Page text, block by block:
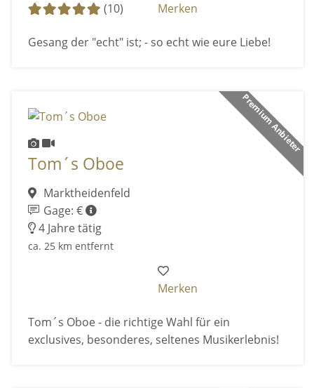
(10)
Merken
Gesang der "echt" ist; - so echt wie eure Liebe!
Premium Anbieter
Tom´s Oboe
Marktheidenfeld
Gage: €
4 Jahre tätig
ca. 25 km entfernt
Merken
Tom´s Oboe - die richtige Wahl für ein
exclusives, besonderes, seltenes Musikerlebnis!